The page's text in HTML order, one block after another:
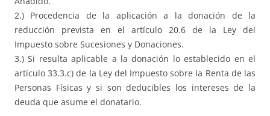
2.) Procedencia de la aplicación a la donación de la
reducción prevista en el artículo 20.6 de la Ley del
Impuesto sobre Sucesiones y Donaciones.
3.) Si resulta aplicable a la donación lo establecido en el
artículo 33.3.c) de la Ley del Impuesto sobre la Renta de las
Personas Físicas y si son deducibles los intereses de la
deuda que asume el donatario.